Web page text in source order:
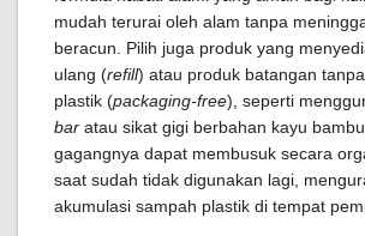
mudah terurai oleh alam tanpa
beracun. Pilih juga produk yang
ulang (refill) atau produk batangan
plastik (packaging-free), seperti
bar atau sikat gigi berbahan kayu
gagangnya dapat membusuk secara
saat sudah tidak digunakan lagi,
akumulasi sampah plastik di tempat